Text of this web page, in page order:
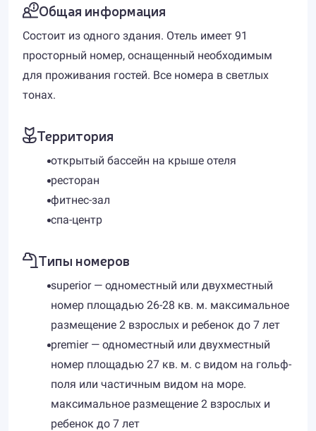
Общая информация
Состоит из одного здания. Отель имеет 91
просторный номер, оснащенный необходимым
для проживания гостей. Все номера в светлых
тонах.
Территория
открытый бассейн на крыше отеля
ресторан
фитнес-зал
спа-центр
Типы номеров
superior — одноместный или двухместный
номер площадью 26-28 кв. м. максимальное
размещение 2 взрослых и ребенок до 7 лет
premier — одноместный или двухместный
номер площадью 27 кв. м. с видом на гольф-
поля или частичным видом на море.
максимальное размещение 2 взрослых и
ребенок до 7 лет